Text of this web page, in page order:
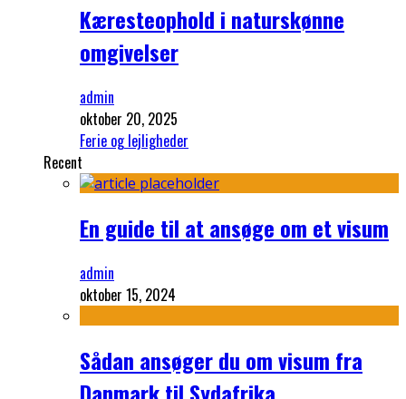
Kæresteophold i naturskønne
omgivelser
admin
oktober 20, 2025
Ferie og lejligheder
Recent
En guide til at ansøge om et visum
admin
oktober 15, 2024
Sådan ansøger du om visum fra